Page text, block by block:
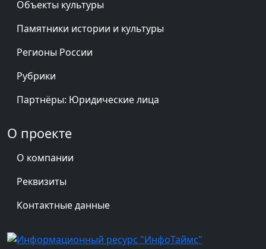
Объекты культуры
Памятники истории и культуры
Регионы России
Рубрики
Партнёры: Юридические лица
О проекте
О компании
Реквизиты
Контактные данные